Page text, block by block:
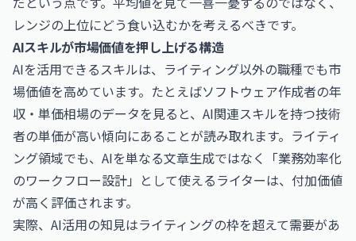
レンジの上位にどう食い込むかを考えるべきです。
AIスキルが市場価値を押し上げる構造
AIを活用できるスキルは、ライティング以外の職種でも市
場価値を高めています。たとえばソフトウェア作成者の年
収・単価相場のデータを見ると、AI関連スキルを持つ技術
者の単価が高い傾向にあることが読み取れます。ライティ
ング領域でも、AIを単なる文章生成ではなく「業務効率化
のワークフロー設計」として使えるライターは、付加価値
が高く評価されます。
実際、AI活用の知見はライティングの枠を超えて需要があ